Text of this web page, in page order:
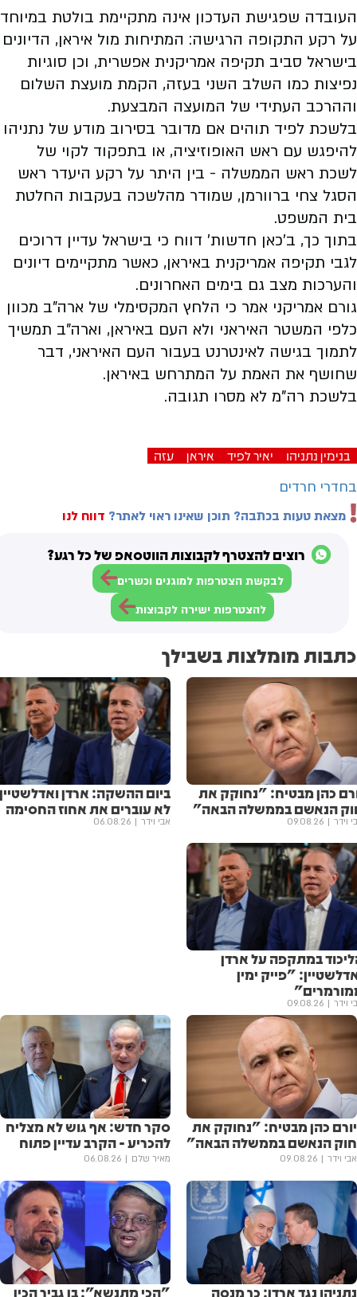
העובדה שפגישת העדכון אינה מתקיימת בולטת במיוחד
על רקע התקופה הרגישה: המתיחות מול איראן, הדיונים
בישראל סביב תקיפה אמריקנית אפשרית, וכן סוגיות
נפיצות כמו השלב השני בעזה, הקמת מועצת השלום
וההרכב העתידי של המועצה המבצעת.
בלשכת לפיד תוהים אם מדובר בסירוב מודע של נתניהו
להיפגש עם ראש האופוזיציה, או בתפקוד לקוי של
לשכת ראש הממשלה - בין היתר על רקע היעדר ראש
הסגל צחי ברוורמן, שמודר מהלשכה בעקבות החלטת
בית המשפט.
בתוך כך, ב'כאן חדשות' דווח כי בישראל עדיין דרוכים
לגבי תקיפה אמריקנית באיראן, כאשר מתקיימים דיונים
והערכות מצב גם בימים האחרונים.
גורם אמריקני אמר כי הלחץ המקסימלי של ארה"ב מכוון
כלפי המשטר האיראני ולא העם באיראן, וארה"ב תמשיך
לתמוך בגישה לאינטרנט בעבור העם האיראני, דבר
שחושף את האמת על המתרחש באיראן.
בלשכת רה"מ לא מסרו תגובה.
בנימין נתניהו יאיר לפיד איראן עזה
בחדרי חרדים
מצאת טעות בכתבה? תוכן שאינו ראוי לאתר? דווח לנו
רוצים להצטרף לקבוצות הווטסאפ של כל רגע?
לבקשת הצטרפות למוגנים וכשרים
להצטרפות ישירה לקבוצות
כתבות מומלצות בשבילך
כהן מבטיח: "נחוקק את
הנאשם בממשלה הבאה"
וידר 09.08.26
ביום ההשקה: ארדן ואדלשטיין
לא עוברים את אחוז החסימה
אבי וידר 06.08.26
במתקפה על ארדן
"פייק ימין
וידר 09.08.26
יורם כהן מבטיח: "נחוקק את
חוק הנאשם בממשלה הבאה"
אבי וידר 09.08.26
סקר חדש: אף גוש לא מצליח
להכריע - הקרב עדיין פתוח
מאיר שלם 06.08.26
נתניהו נגד ארדן: כך מנסה "הכי מתנשא": בן גביר הכין